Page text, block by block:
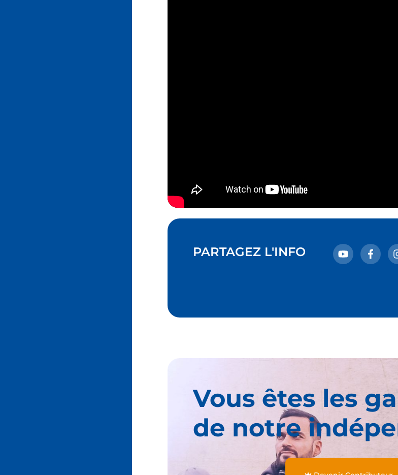
PARTAGEZ L'INFO
Vous êtes les
de notre